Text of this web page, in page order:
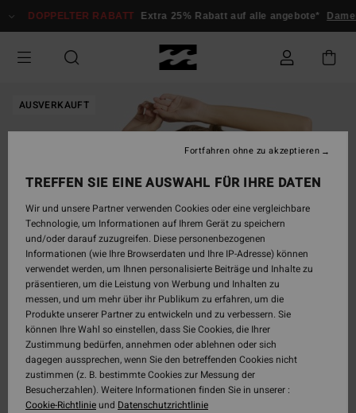
zur
springen
DOPPELTER RABATT Extra 25% Rabatt auf alle angebote* Damen
AUSVERKAUFT
TREFFEN SIE EINE AUSWAHL FÜR IHRE DATEN
Wir und unsere Partner verwenden Cookies oder eine vergleichbare
Technologie, um Informationen auf Ihrem Gerät zu speichern
und/oder darauf zuzugreifen. Diese personenbezogenen
Informationen (wie Ihre Browserdaten und Ihre IP-Adresse) können
verwendet werden, um Ihnen personalisierte Beiträge und Inhalte zu
präsentieren, um die Leistung von Werbung und Inhalten zu
messen, und um mehr über ihr Publikum zu erfahren, um die
Produkte unserer Partner zu entwickeln und zu verbessern. Sie
können Ihre Wahl so einstellen, dass Sie Cookies, die Ihrer
Zustimmung bedürfen, annehmen oder ablehnen oder sich
dagegen aussprechen, wenn Sie den betreffenden Cookies nicht
zustimmen (z. B. bestimmte Cookies zur Messung der
Besucherzahlen). Weitere Informationen finden Sie in unserer :
Cookie-Richtlinieund Datenschutzrichtlinie
Fortfahren ohne zu akzeptieren